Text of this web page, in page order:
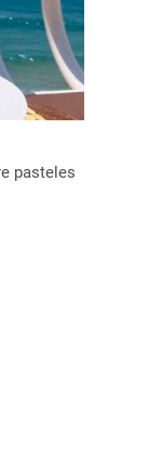
pasteles